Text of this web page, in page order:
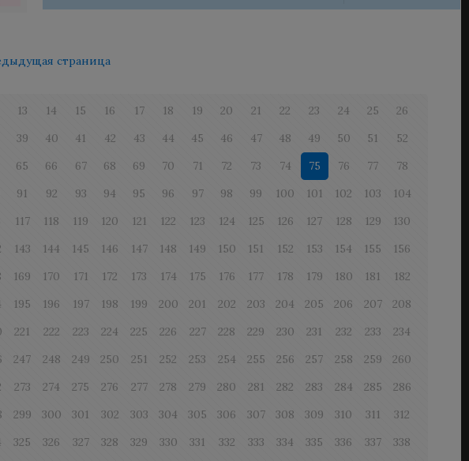
страница
13 14 15 16 17 18 19 20 21 22 23 24 25
26
39 40 41 42 43 44 45 46 47 48 49 50 51
52
65 66 67 68 69 70 71 72 73 74 75 76 77
78
91 92 93 94 95 96 97 98 99 100 101 102 103
104
117 118 119 120 121 122 123 124 125 126 127 128 129
130
143 144 145 146 147 148 149 150 151 152 153 154 155
156
169 170 171 172 173 174 175 176 177 178 179 180 181
182
195 196 197 198 199 200 201 202 203 204 205 206 207
208
221 222 223 224 225 226 227 228 229 230 231 232 233
234
247 248 249 250 251 252 253 254 255 256 257 258 259
260
273 274 275 276 277 278 279 280 281 282 283 284 285
286
299 300 301 302 303 304 305 306 307 308 309 310 311
312
325 326 327 328 329 330 331 332 333 334 335 336 337
338